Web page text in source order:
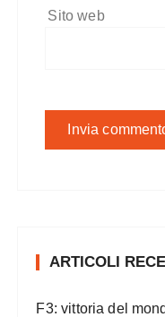
Sito web
ARTICOLI
F3: vittoria del